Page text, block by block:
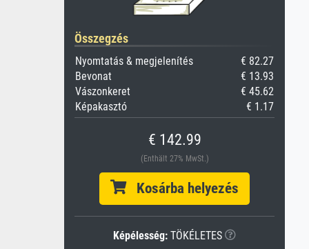
Összegzés
Nyomtatás & megjelenítés
€ 82.27
Bevonat
€ 13.93
Vászonkeret
€ 45.62
Képakasztó
€ 1.17
€ 142.99
(Enthält 27% MwSt.)
Kosárba helyezés
Képélesség: TÖKÉLETES